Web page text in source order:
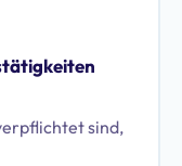
sind,